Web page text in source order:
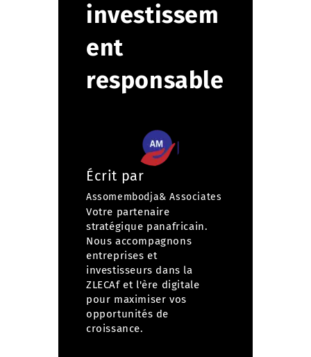
investissem
ent
responsable
Écrit par
Assomembodja& Associates
Votre partenaire
stratégique panafricain.
Nous accompagnons
entreprises et
investisseurs dans la
ZLECAf et l'ère digitale
pour maximiser vos
opportunités de
croissance.